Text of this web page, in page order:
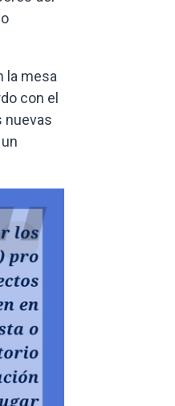
la mesa
con el
nuevas